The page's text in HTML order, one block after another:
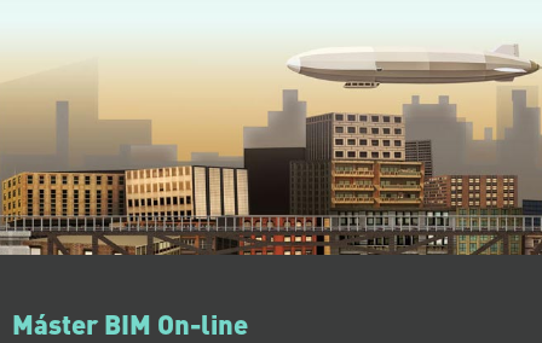
Máster BIM On-line